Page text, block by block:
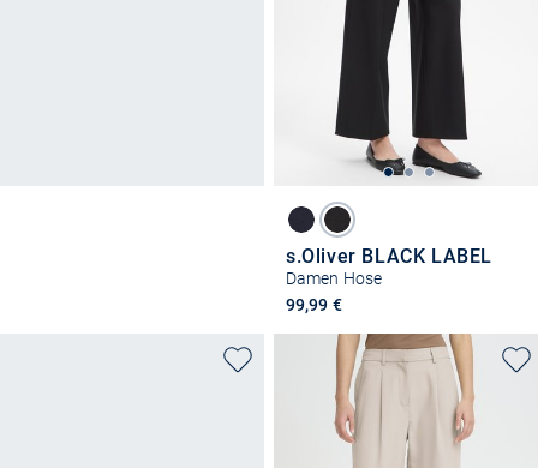
s.Oliver BLACK LABEL
Damen Hose
99,99 €